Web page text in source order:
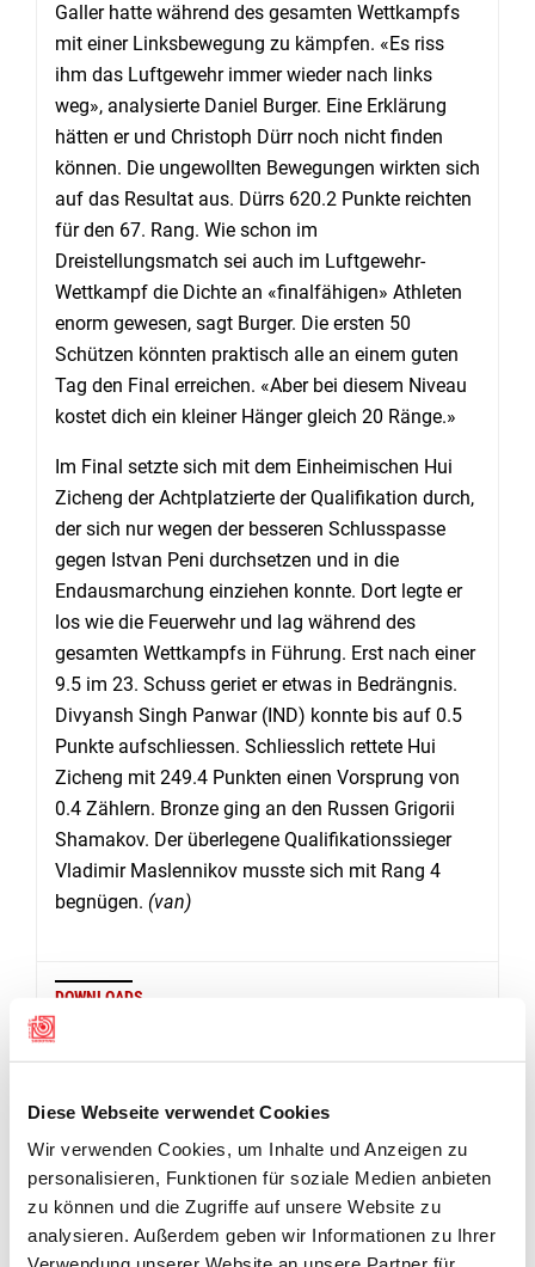
Diese Webseite verwendet Cookies
Wir verwenden Cookies, um Inhalte und Anzeigen zu
personalisieren, Funktionen für soziale Medien anbieten
zu können und die Zugriffe auf unsere Website zu
analysieren. Außerdem geben wir Informationen zu Ihrer
Galler hatte während des gesamten Wettkampfs
mit einer Linksbewegung zu kämpfen. «Es riss
ihm das Luftgewehr immer wieder nach links
weg», analysierte Daniel Burger. Eine Erklärung
hätten er und Christoph Dürr noch nicht finden
können. Die ungewollten Bewegungen wirkten sich
auf das Resultat aus. Dürrs 620.2 Punkte reichten
für den 67. Rang. Wie schon im
Dreistellungsmatch sei auch im Luftgewehr-
Wettkampf die Dichte an «finalfähigen» Athleten
enorm gewesen, sagt Burger. Die ersten 50
Schützen könnten praktisch alle an einem guten
Tag den Final erreichen. «Aber bei diesem Niveau
kostet dich ein kleiner Hänger gleich 20 Ränge.»
Im Final setzte sich mit dem Einheimischen Hui
Zicheng der Achtplatzierte der Qualifikation durch,
der sich nur wegen der besseren Schlusspasse
gegen Istvan Peni durchsetzen und in die
Endausmarchung einziehen konnte. Dort legte er
los wie die Feuerwehr und lag während des
gesamten Wettkampfs in Führung. Erst nach einer
9.5 im 23. Schuss geriet er etwas in Bedrängnis.
Divyansh Singh Panwar (IND) konnte bis auf 0.5
Punkte aufschliessen. Schliesslich rettete Hui
Zicheng mit 249.4 Punkten einen Vorsprung von
0.4 Zählern. Bronze ging an den Russen Grigorii
Shamakov. Der überlegene Qualifikationssieger
Vladimir Maslennikov musste sich mit Rang 4
begnügen. (van)
DOWNLOADS
Carabine 10m Messieurs qualification
SPORT D’ÉLITE| 25.04.19
WELTCUP PEKING, 3. TAG